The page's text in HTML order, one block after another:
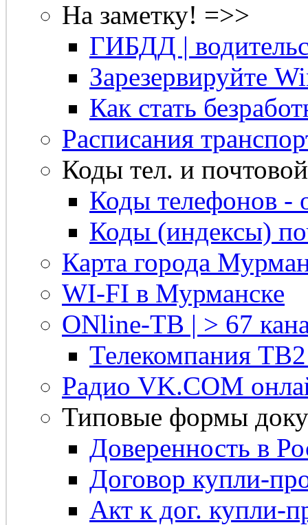
На заметку! =>>
ГИБДД |
Зарезервируйте
Как стать
Расписания
Коды тел. и
Коды телефонов -
Коды (индексы)
Карта города
WI-FI в Мурманске
ONline-ТВ | > 67
Телекомпания
Радио VK.COM
Типовые формы
Доверенность в
Договор купли-
Акт к дог. купли-